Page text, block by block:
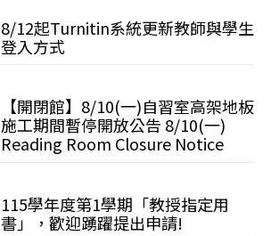
8/12起Turnitin系統更新教師與學生
登入方式
【開閉館】8/10(一)自習室高架地板
施工期間暫停開放公告 8/10(一)
Reading Room Closure Notice
115學年度第1學期「教授指定用
書」，歡迎踴躍提出申請!